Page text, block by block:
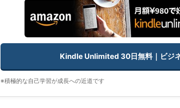
Kindle Unlimited 30日無料｜ビジ
※積極的な自己学習が成長への近道です